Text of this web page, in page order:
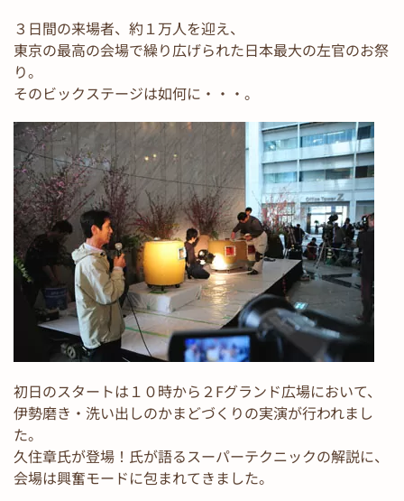
３日間の来場者、約１万人を迎え、
東京の最高の会場で繰り広げられた日本最大の左官のお祭
り。
そのビックステージは如何に・・・。
初日のスタートは１０時から２Fグランド広場において、
伊勢磨き・洗い出しのかまどづくりの実演が行われまし
た。
久住章氏が登場！氏が語るスーパーテクニックの解説に、
会場は興奮モードに包まれてきました。